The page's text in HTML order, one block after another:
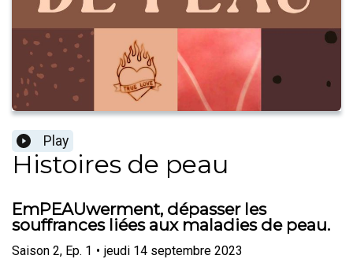
Play
Histoires de peau
EmPEAUwerment, dépasser les
souffrances liées aux maladies de peau.
Saison 2, Ep. 1 • jeudi 14 septembre 2023